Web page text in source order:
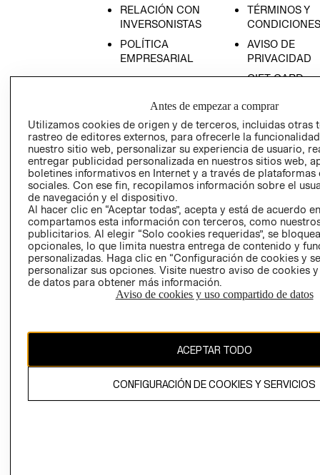
RELACIÓN CON
INVERSONISTAS
POLÍTICA
EMPRESARIAL
TÉRMINOS Y
CONDICIONES
AVISO DE
PRIVACIDAD
GIFT CARD
COOKIES
LIBRO DE
Ecuador ($)
CAMBIAR REGIÓN
El contenido de esta página web está protegido por copyright y es
propiedad de H&M Hennes & Mauritz AB.
RECIÉN NACIDO
Antes de empezar a comprar
Utilizamos cookies de origen y de terceros, incluidas otras
rastreo de editores externos, para ofrecerle la
nuestro sitio web, personalizar su experiencia de usuario,
entregar publicidad personalizada en nuestros sitios web,
boletines informativos en Internet y a través de plataformas
sociales. Con ese fin, recopilamos información sobre el
de navegación y el dispositivo.
Al hacer clic en “Aceptar todas”, acepta y está de acuerdo
compartamos esta información con terceros, como
publicitarios. Al elegir “Solo cookies requeridas”, se
opcionales, lo que limita nuestra entrega de contenido y
personalizadas. Haga clic en “Configuración de cookies y
personalizar sus opciones. Visite nuestro aviso de cookies
de datos para obtener más información.
Aviso de cookies y uso compartido de datos
ACEPTAR TODO
CONFIGURACIÓN DE COOKIES Y SERVICIOS